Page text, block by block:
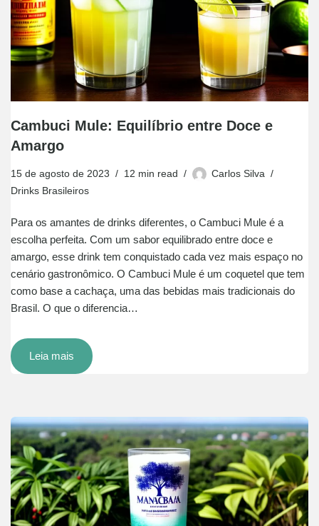
Cambuci Mule: Equilíbrio entre Doce e
Amargo
15 de agosto de 2023 12 min read
Carlos Silva
Drinks Brasileiros
Para os amantes de drinks diferentes, o Cambuci Mule é a
escolha perfeita. Com um sabor equilibrado entre doce e
amargo, esse drink tem conquistado cada vez mais espaço no
cenário gastronômico. O Cambuci Mule é um coquetel que tem
como base a cachaça, uma das bebidas mais tradicionais do
Brasil. O que o diferencia…
Leia mais